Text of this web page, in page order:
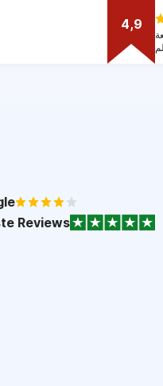
4,9
مراجعة
Reviews